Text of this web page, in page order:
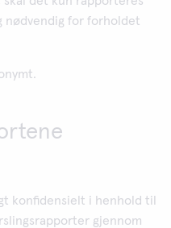
nødvendig for forholdet
konfidensielt i henhold til
gjennom